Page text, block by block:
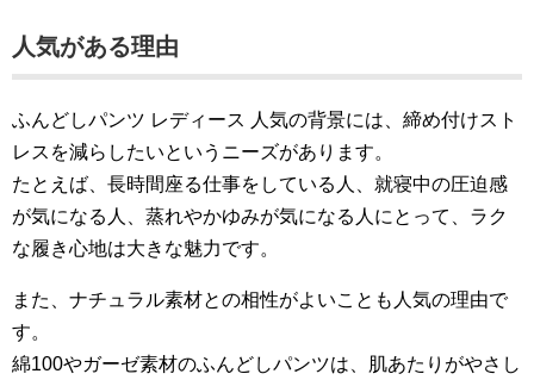
人気がある理由
ふんどしパンツ レディース 人気の背景には、締め付けスト
レスを減らしたいというニーズがあります。
たとえば、長時間座る仕事をしている人、就寝中の圧迫感
が気になる人、蒸れやかゆみが気になる人にとって、ラク
な履き心地は大きな魅力です。
また、ナチュラル素材との相性がよいことも人気の理由で
す。
綿100やガーゼ素材のふんどしパンツは、肌あたりがやさし